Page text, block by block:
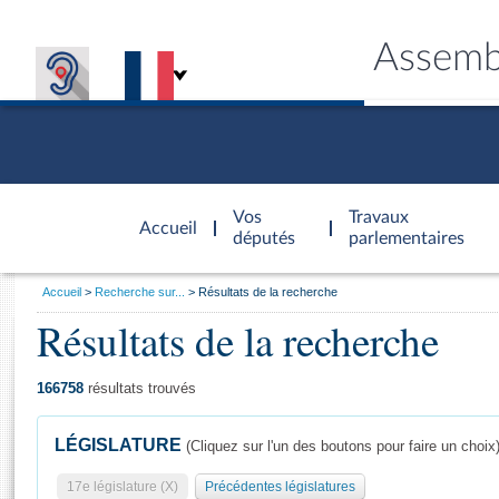
Accueil
d'accueil
Vos
députés
Travaux
parlementaires
Général
Vous
Accueil Recherche sur... Résultats de la recherche
Résultats de la recherche
166758 résultats trouvés
LÉGISLATURE (Cliquez sur l'un des boutons pour faire un choix)
17e législature (X) Précédentes législatures